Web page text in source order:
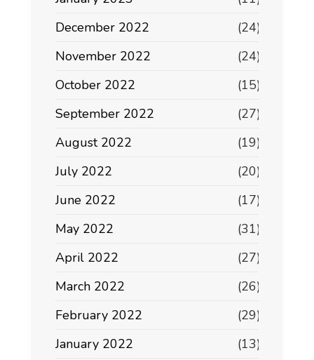
December 2022
(24)
November 2022
(24)
October 2022
(15)
September 2022
(27)
August 2022
(19)
July 2022
(20)
June 2022
(17)
May 2022
(31)
April 2022
(27)
March 2022
(26)
February 2022
(29)
January 2022
(13)